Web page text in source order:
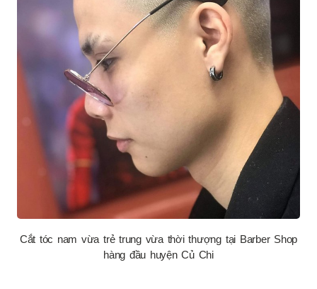
Cắt tóc nam vừa trẻ trung vừa thời thượng tại Barber Shop
hàng đầu huyện Củ Chi